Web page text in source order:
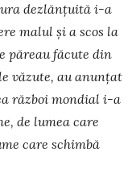
dezlănțuită i-a
malul şi a scos la
păreau făcute din
văzute, au anunţat
război mondial i-a
de lumea care
care schimbă